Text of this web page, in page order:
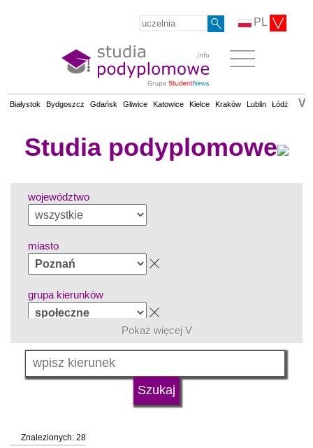
PL
Białystok Bydgoszcz Gdańsk Gliwice Katowice Kielce Kraków Lublin Łódź V
Studia podyplomowe
województwo
miasto
grupa kierunków
język
status uczelni
Pokaż więcej V
Znalezionych: 28